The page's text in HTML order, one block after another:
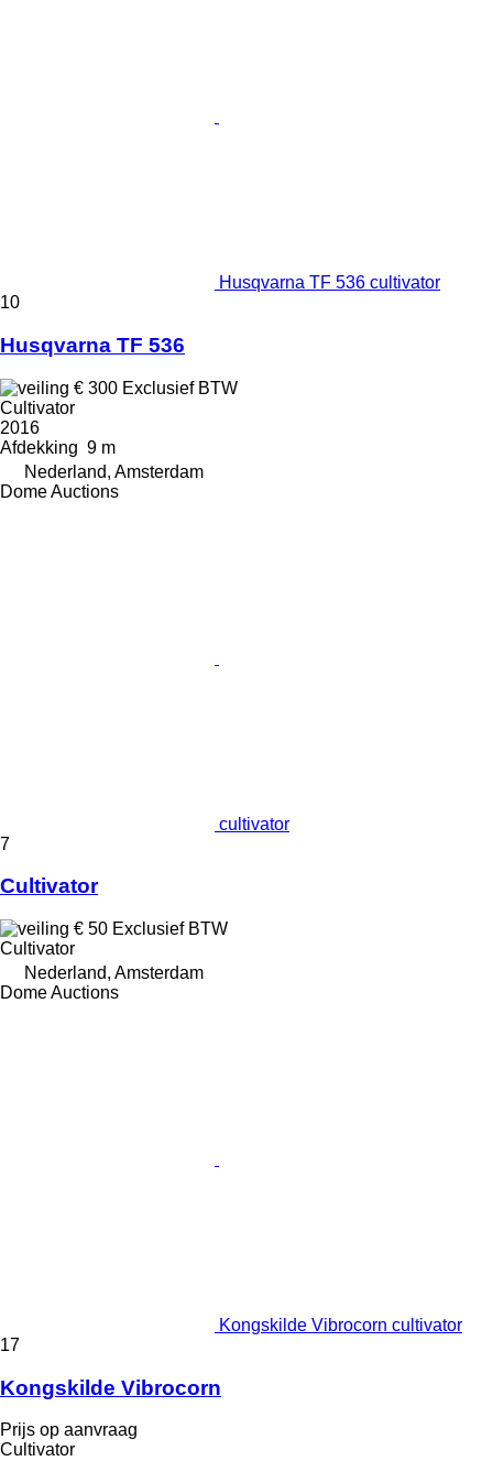
Husqvarna TF 536 cultivator
10
Husqvarna TF 536
€ 300 Exclusief BTW
Cultivator
2016
Afdekking 9 m
Nederland, Amsterdam
Dome Auctions
cultivator
7
Cultivator
€ 50 Exclusief BTW
Cultivator
Nederland, Amsterdam
Dome Auctions
Kongskilde Vibrocorn cultivator
17
Kongskilde Vibrocorn
Prijs op aanvraag
Cultivator